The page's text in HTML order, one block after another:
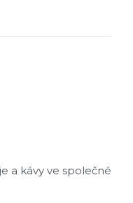
a kávy ve společné